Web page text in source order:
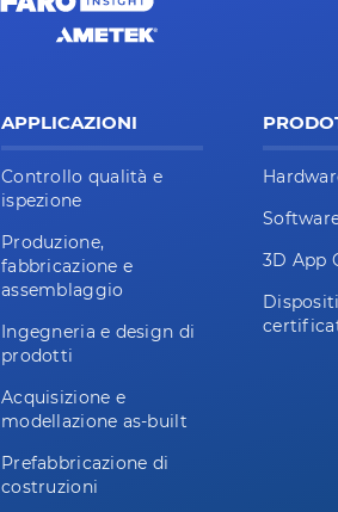
APPLICAZIONI
Controllo qualità e
ispezione
Produzione,
fabbricazione e
assemblaggio
Ingegneria e design di
prodotti
Acquisizione e
modellazione as-built
Prefabbricazione di
costruzioni
3D App